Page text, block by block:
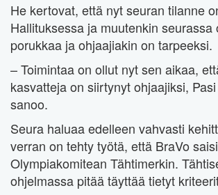
He kertovat, että nyt seuran tilanne
Hallituksessa ja muutenkin seurassa
porukkaa ja ohjaajiakin on tarpeeksi.
– Toimintaa on ollut nyt sen aikaa,
kasvatteja on siirtynyt ohjaajiksi,
sanoo.
Seura haluaa edelleen vahvasti
verran on tehty työtä, että BraVo saisi
Olympiakomitean Tähtimerkin.
ohjelmassa pitää täyttää tietyt